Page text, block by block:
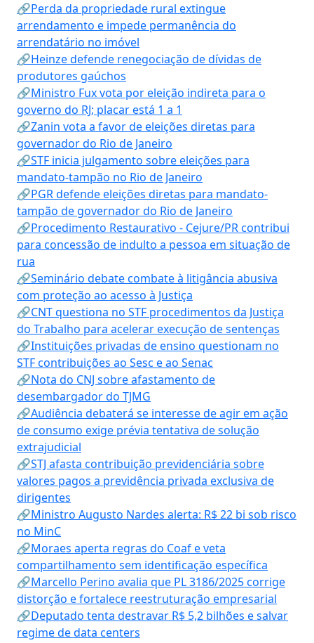
🔗Perda da propriedade rural extingue
arrendamento e impede permanência do
arrendatário no imóvel
🔗Heinze defende renegociação de dívidas de
produtores gaúchos
🔗Ministro Fux vota por eleição indireta para o
governo do RJ; placar está 1 a 1
🔗Zanin vota a favor de eleições diretas para
governador do Rio de Janeiro
🔗STF inicia julgamento sobre eleições para
mandato-tampão no Rio de Janeiro
🔗PGR defende eleições diretas para mandato-
tampão de governador do Rio de Janeiro
🔗Procedimento Restaurativo - Cejure/PR contribui
para concessão de indulto a pessoa em situação de
rua
🔗Seminário debate combate à litigância abusiva
com proteção ao acesso à Justiça
🔗CNT questiona no STF procedimentos da Justiça
do Trabalho para acelerar execução de sentenças
🔗Instituições privadas de ensino questionam no
STF contribuições ao Sesc e ao Senac
🔗Nota do CNJ sobre afastamento de
desembargador do TJMG
🔗Audiência debaterá se interesse de agir em ação
de consumo exige prévia tentativa de solução
extrajudicial
🔗STJ afasta contribuição previdenciária sobre
valores pagos a previdência privada exclusiva de
dirigentes
🔗Ministro Augusto Nardes alerta: R$ 22 bi sob risco
no MinC
🔗Moraes aperta regras do Coaf e veta
compartilhamento sem identificação específica
🔗Marcello Perino avalia que PL 3186/2025 corrige
distorção e fortalece reestruturação empresarial
🔗Deputado tenta destravar R$ 5,2 bilhões e salvar
regime de data centers